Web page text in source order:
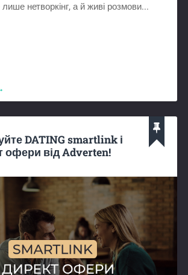
нетворкінг, а й живі розмови...
DATING smartlink і
офери від Adverten!